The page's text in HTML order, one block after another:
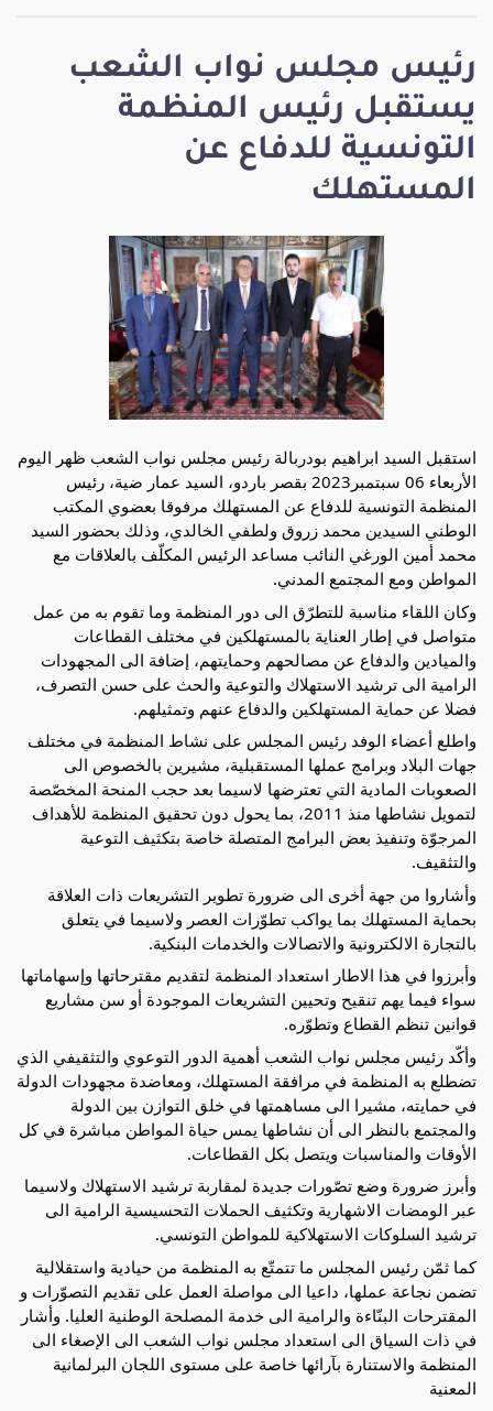
رئيس مجلس نواب الشعب
يستقبل رئيس المنظمة
التونسية للدفاع عن
المستهلك
استقبل السيد ابراهيم بودربالة رئيس مجلس نواب الشعب ظهر اليوم
الأربعاء 06 سبتمبر2023 بقصر باردو، السيد عمار ضية، رئيس
المنظمة التونسية للدفاع عن المستهلك مرفوقا بعضوي المكتب
الوطني السيدين محمد زروق ولطفي الخالدي، وذلك بحضور السيد
محمد أمين الورغي النائب مساعد الرئيس المكلّف بالعلاقات مع
المواطن ومع المجتمع المدني.
وكان اللقاء مناسبة للتطرّق الى دور المنظمة وما تقوم به من عمل
متواصل في إطار العناية بالمستهلكين في مختلف القطاعات
والميادين والدفاع عن مصالحهم وحمايتهم، إضافة الى المجهودات
الرامية الى ترشيد الاستهلاك والتوعية والحث على حسن التصرف،
فضلا عن حماية المستهلكين والدفاع عنهم وتمثيلهم.
واطلع أعضاء الوفد رئيس المجلس على نشاط المنظمة في مختلف
جهات البلاد وبرامج عملها المستقبلية، مشيرين بالخصوص الى
الصعوبات المادية التي تعترضها لاسيما بعد حجب المنحة المخصّصة
لتمويل نشاطها منذ 2011، بما يحول دون تحقيق المنظمة للأهداف
المرجوّة وتنفيذ بعض البرامج المتصلة خاصة بتكثيف التوعية
والتثقيف.
وأشاروا من جهة أخرى الى ضرورة تطوير التشريعات ذات العلاقة
بحماية المستهلك بما يواكب تطوّرات العصر ولاسيما في يتعلق
بالتجارة الالكترونية والاتصالات والخدمات البنكية.
وأبرزوا في هذا الاطار استعداد المنظمة لتقديم مقترحاتها وإسهاماتها
سواء فيما يهم تنقيح وتحيين التشريعات الموجودة أو سن مشاريع
قوانين تنظم القطاع وتطوّره.
وأكّد رئيس مجلس نواب الشعب أهمية الدور التوعوي والتثقيفي الذي
تضطلع به المنظمة في مرافقة المستهلك، ومعاضدة مجهودات الدولة
في حمايته، مشيرا الى مساهمتها في خلق التوازن بين الدولة
والمجتمع بالنظر الى أن نشاطها يمس حياة المواطن مباشرة في كل
الأوقات والمناسبات ويتصل بكل القطاعات.
وأبرز ضرورة وضع تصّورات جديدة لمقاربة ترشيد الاستهلاك ولاسيما
عبر الومضات الاشهارية وتكثيف الحملات التحسيسية الرامية الى
ترشيد السلوكات الاستهلاكية للمواطن التونسي.
كما ثمّن رئيس المجلس ما تتمتّع به المنظمة من حيادية واستقلالية
تضمن نجاعة عملها، داعيا الى مواصلة العمل على تقديم التصوّرات و
المقترحات البنّاءة والرامية الى خدمة المصلحة الوطنية العليا. وأشار
في ذات السياق الى استعداد مجلس نواب الشعب الى الإصغاء الى
المنظمة والاستنارة بآرائها خاصة على مستوى اللجان البرلمانية
المعنية